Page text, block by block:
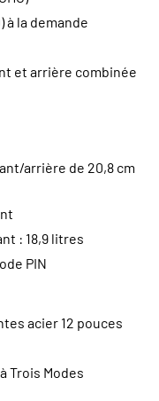
à la demande
et arrière combinée
arrière de 20,8 cm
: 18,9 litres
PIN
acier 12 pouces
Trois Modes